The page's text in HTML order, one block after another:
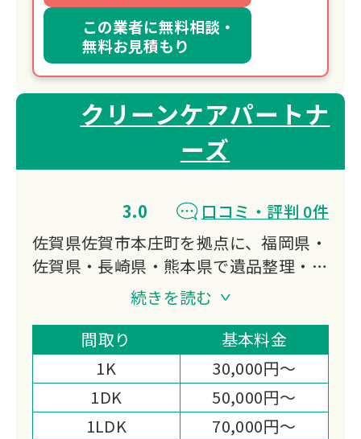
この業者に無料相談・
無料お見積もり
クリーンケアパートナ
ーズ
3.0
口コミ・評判 0件
佐賀県佐賀市本庄町を拠点に、福岡県・
佐賀県・長崎県・熊本県で遺品整理・生
前整理・特殊清掃に対応しています。
遺品整理士の資格を持つスタッフがデジ
タル遺品整理からお焚き上げ・遺品供養
まで幅広く担い、一般廃棄物業者との提
携と損害保険加入を備えた体制が選ばれ
る理由です。
続きを読む
間取り
基本料金
1K
30,000円～
1DK
50,000円～
1LDK
70,000円～